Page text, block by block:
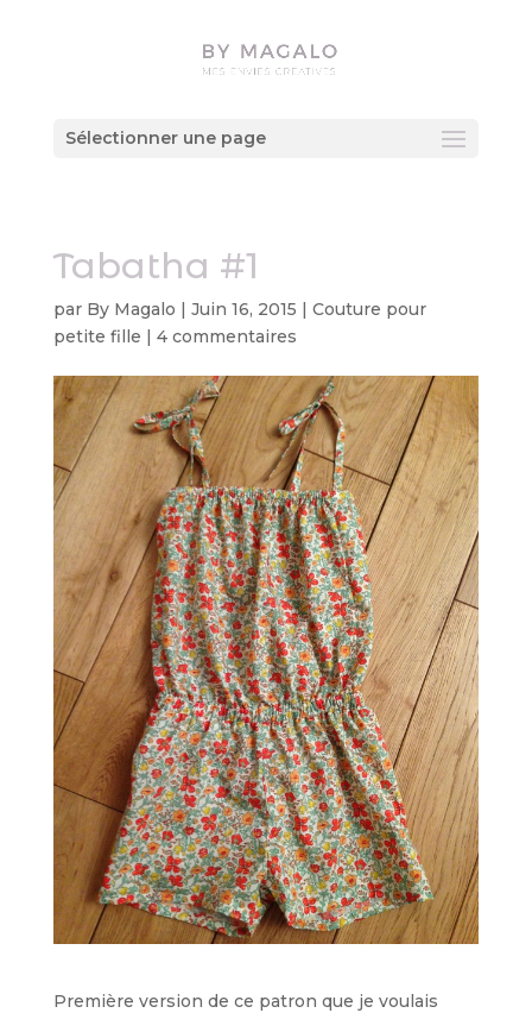
Sélectionner une page
Tabatha #1
par By Magalo | Juin 16, 2015 | Couture pour
petite fille | 4 commentaires
Première version de ce patron que je voulais